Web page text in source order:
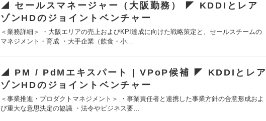
◢ セールスマネージャー（大阪勤務） ◤ KDDIとレア
ゾンHDのジョイントベンチャー
＜業務詳細＞ ・大阪エリアの売上およびKPI達成に向けた戦略策定と、セールスチームの
マネジメント・育成 ・大手企業（飲食・小…
◢ PM / PdMエキスパート | VPoP候補 ◤ KDDIとレア
ゾンHDのジョイントベンチャー
＜事業推進・プロダクトマネジメント＞ ・事業責任者と連携した事業方針の合意形成およ
び重大な意思決定の協議 ・法令やビジネス要…